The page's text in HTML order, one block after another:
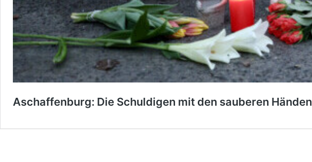
Aschaffenburg: Die Schuldigen mit den sauberen Händen